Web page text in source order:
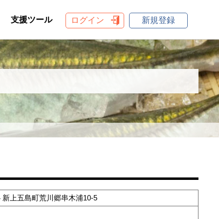
支援ツール ログイン 新規登録
新上五島町荒川郷串木浦10-5